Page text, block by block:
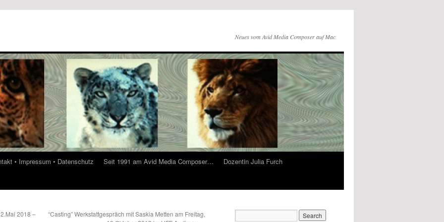
Neues vom Avid Media Composer auf Mac
• Impressum • Datenschutz Seit 1991 am Avid Media Composer…
Dozentin Julia Furch
2018 –
“Casting” Werkstattgespräch mit Saskia Metten am Freitag,